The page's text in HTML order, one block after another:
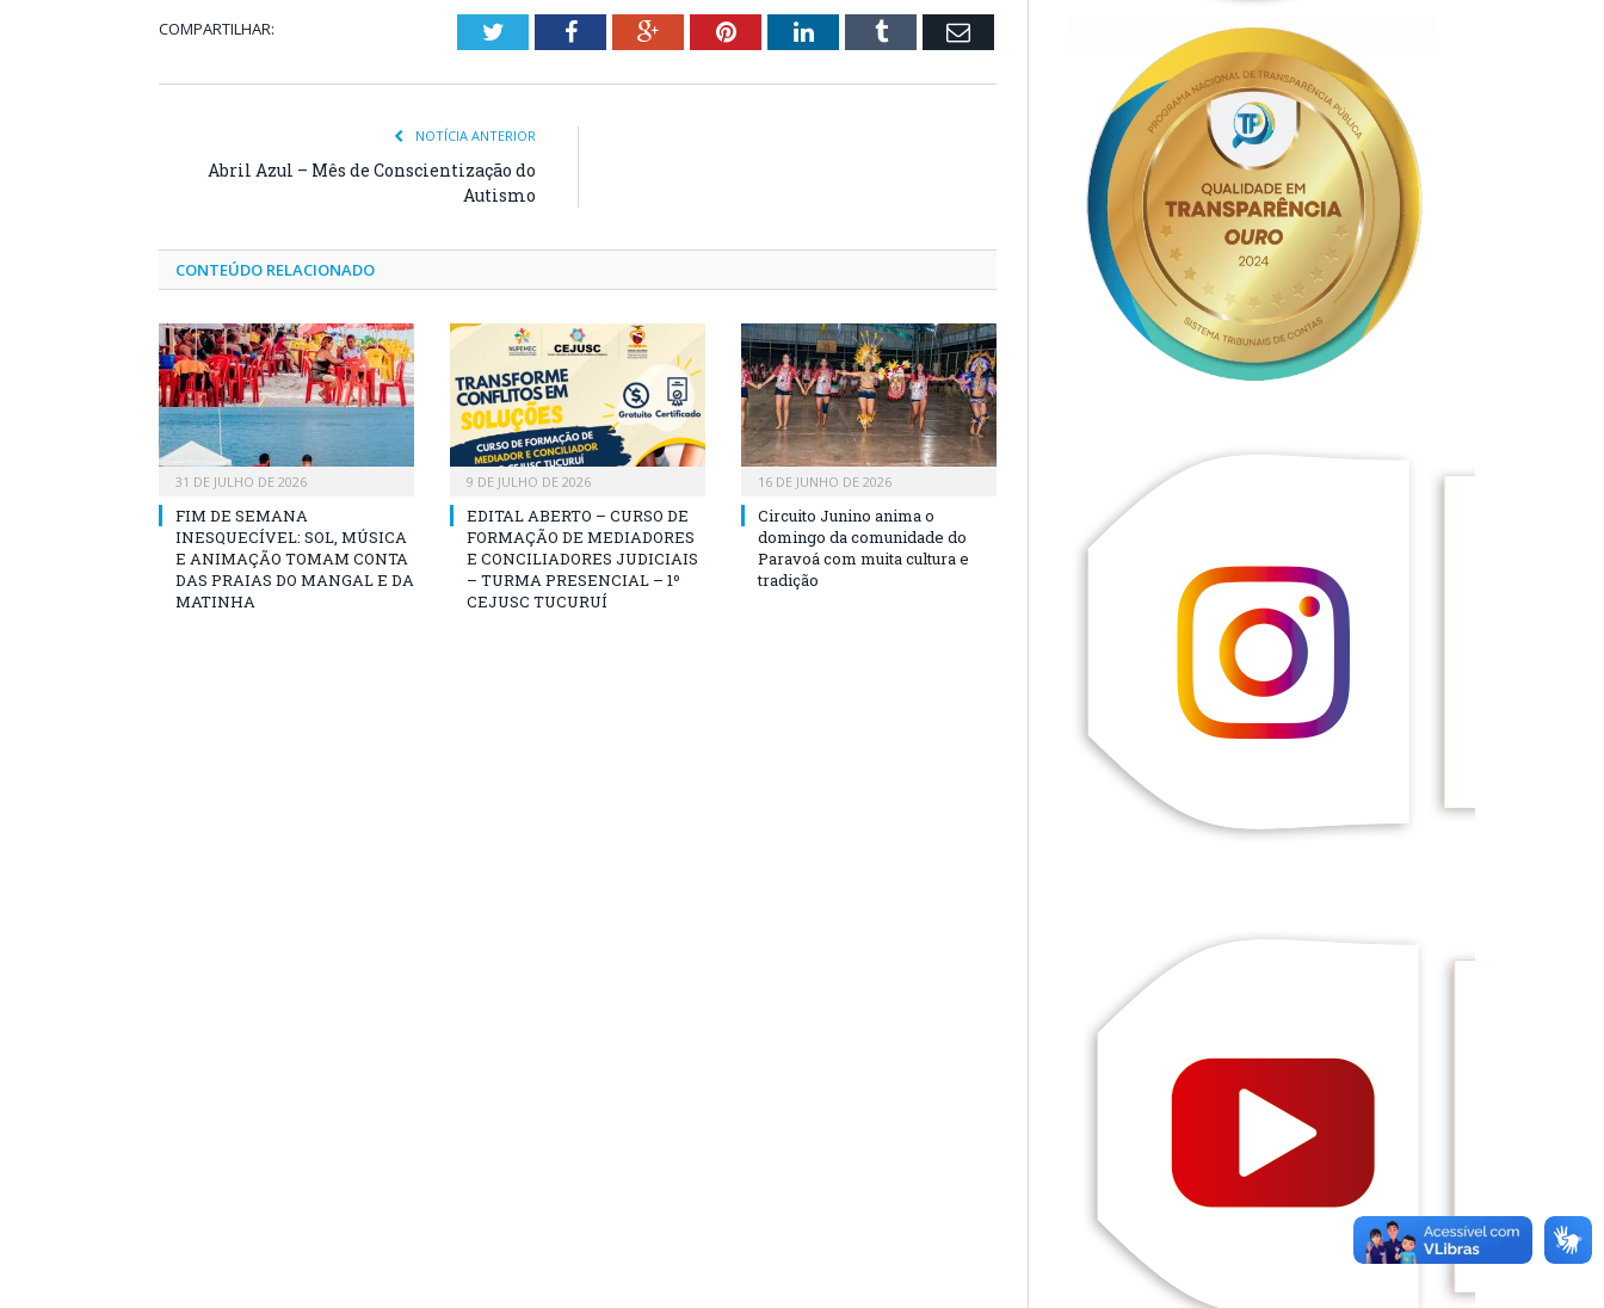
COMPARTILHAR: TwitterFacebookGoogle+PinterestLinkedInTumblr Email
NOTÍCIA ANTERIOR
Abril Azul – Mês de Conscientização do
Autismo
CONTEÚDO RELACIONADO
31 DE JULHO DE 2026
FIM DE SEMANA
INESQUECÍVEL: SOL, MÚSICA
E ANIMAÇÃO TOMAM CONTA
DAS PRAIAS DO MANGAL E DA
MATINHA
9 DE JULHO DE 2026
EDITAL ABERTO – CURSO DE
FORMAÇÃO DE MEDIADORES
E CONCILIADORES JUDICIAIS
– TURMA PRESENCIAL – 1º
CEJUSC TUCURUÍ
16 DE JUNHO DE 2026
Circuito Junino anima o
domingo da comunidade do
Paravoá com muita cultura e
tradição